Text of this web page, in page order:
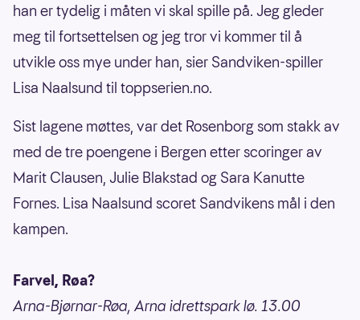
han er tydelig i måten vi skal spille på. Jeg gleder
meg til fortsettelsen og jeg tror vi kommer til å
utvikle oss mye under han, sier Sandviken-spiller
Lisa Naalsund til toppserien.no.
Sist lagene møttes, var det Rosenborg som stakk av
med de tre poengene i Bergen etter scoringer av
Marit Clausen, Julie Blakstad og Sara Kanutte
Fornes. Lisa Naalsund scoret Sandvikens mål i den
kampen.
Farvel, Røa?
Arna-Bjørnar-Røa, Arna idrettspark lø. 13.00